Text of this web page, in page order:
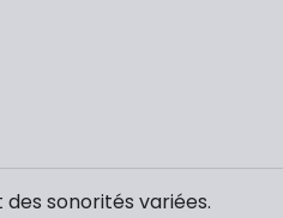
sonorités variées.